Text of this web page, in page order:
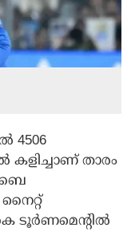
4506
താരം
ടൂര്‍ണമെന്റില്‍